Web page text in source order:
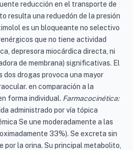
reducción en el transporte de
resulta una reduedón de la presión
es un bloqueante no selectivo
que no tiene actividad
depresora miocárdica directa, ni
de membrana) significativas. El
drogas provoca una mayor
en comparación a la
forma individual. Farmacocinética:
administrado por vía tópica
Se une moderadamente a las
33%). Se excreta sin
por la orina. Su principal metabolito,